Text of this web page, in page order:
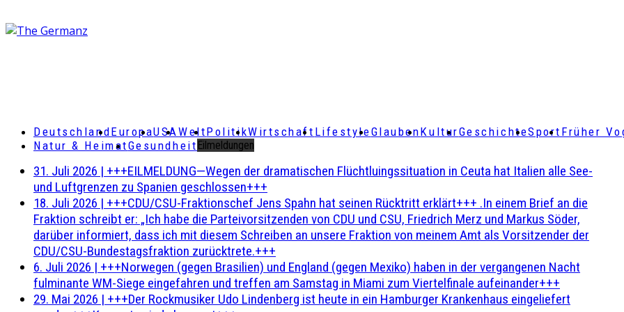
DeutschlandEuropaUSAWeltPolitikWirtschaft LifestyleGlaubenKulturGeschichteSport Früher
Natur & HeimatGesundheit Eilmeldungen
31. Juli 2026 | +++EILMELDUNG—Wegen der dramatischen Flüchtluingssituation in Ceuta hat Italien alle See-
und Luftgrenzen zu Spanien geschlossen+++
18. Juli 2026 | +++CDU/CSU-Fraktionschef Jens Spahn hat seinen Rücktritt erklärt+++ .In einem Brief an die
Fraktion schreibt er: „Ich habe die Parteivorsitzenden von CDU und CSU, Friedrich Merz und Markus Söder,
darüber informiert, dass ich mit diesem Schreiben an unsere Fraktion von meinem Amt als Vorsitzender der
CDU/CSU-Bundestagsfraktion zurücktrete.+++
6. Juli 2026 | +++Norwegen (gegen Brasilien) und England (gegen Mexiko) haben in der vergangenen Nacht
fulminante WM-Siege eingefahren und treffen am Samstag in Miami zum Viertelfinale aufeinander+++
29. Mai 2026 | +++Der Rockmusiker Udo Lindenberg ist heute in ein Hamburger Krankenhaus eingeliefert